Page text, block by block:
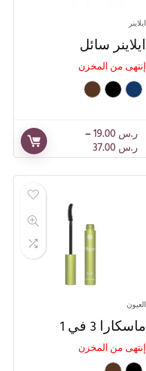
ايلاينر
ايلاينر سائل
إنتهى من المخزن
ر.س19.00
–
ر.س37.00
العيون
ماسكارا 3 في 1
إنتهى من المخزن